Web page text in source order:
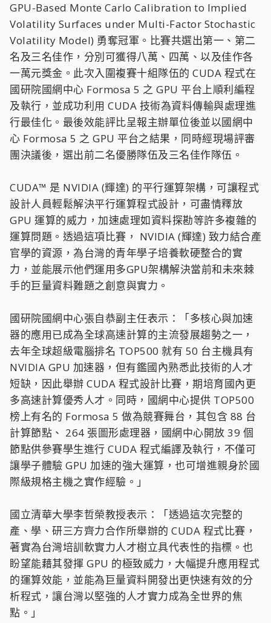
GPU-Based Monte Carlo Calibration to Implied
Volatility Surfaces under Multi-Factor Stochastic
Volatility Model) 勇奪冠軍。比賽共選出第一、第二
名及三名佳作，分別可獲得八萬、四萬、以及佳作各
一萬元獎金。此次入圍複賽十組隊伍的 CUDA 程式在
國研院國網中心 Formosa 5 之 GPU 平台上順利編程
及執行，並成功利用 CUDA 技術為資料傳輸與處理進
行最佳化。最後效能評比呈報主辦單位後並以國網中
心 Formosa 5 之 GPU 平台之結果，同時經現場評審
團決議後，選出前二名優勝隊伍及三名佳作隊伍。
CUDA™ 是 NVIDIA (輝達) 的平行運算架構，可讓程式
設計人員輕鬆解決平行運算程式設計，可盡情釋放
GPU 運算的威力，加速處理如資料探勘等許多複雜的
運算問題。透過這項比賽， NVIDIA (輝達) 致力結合產
官學的資源，為台灣的青年學子培養軟硬整合的實
力，並能展示他們運用多GPU架構解決當前和未來棘
手的巨量資料難題之創意與實力。
國研院國網中心張自恭副主任表示：「多核心與加速
器的應用已成為全球高速計算的主流發展趨勢之一，
去年全球超級電腦排名 TOP500 就有 50 台主機具有
NVIDIA GPU 加速器，但有鑑國內熟悉此技術的人才
短缺，因此舉辦 CUDA 程式設計比賽，期培育國內更
多高速計算優秀人才。同時，國網中心提供 TOP500
榜上有名的 Formosa 5 做為競賽舞台，其包含 88 台
計算節點、 264 張圖形處理器，國網中心開放 39 個
節點供參賽學生進行 CUDA 程式編譯及執行，不僅可
讓學子體驗 GPU 加速的強大運算，也可增進親身於國
際級規格主機之實作經驗。」
國立清華大學李哲榮教授表示：「透過這次完整的
產、學、研三方齊力合作所舉辦的 CUDA 程式比賽，
著實為台灣培訓軟實力人才樹立具代表性的指標。也
盼望能藉其發揮 GPU 的極致威力，大幅提升應用程式
的運算效能，並能為巨量資料開發出更快速有效的分
析程式，讓台灣以堅強的人才實力成為全世界的焦
點。」